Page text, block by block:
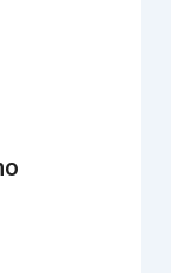
tramite
mentre il